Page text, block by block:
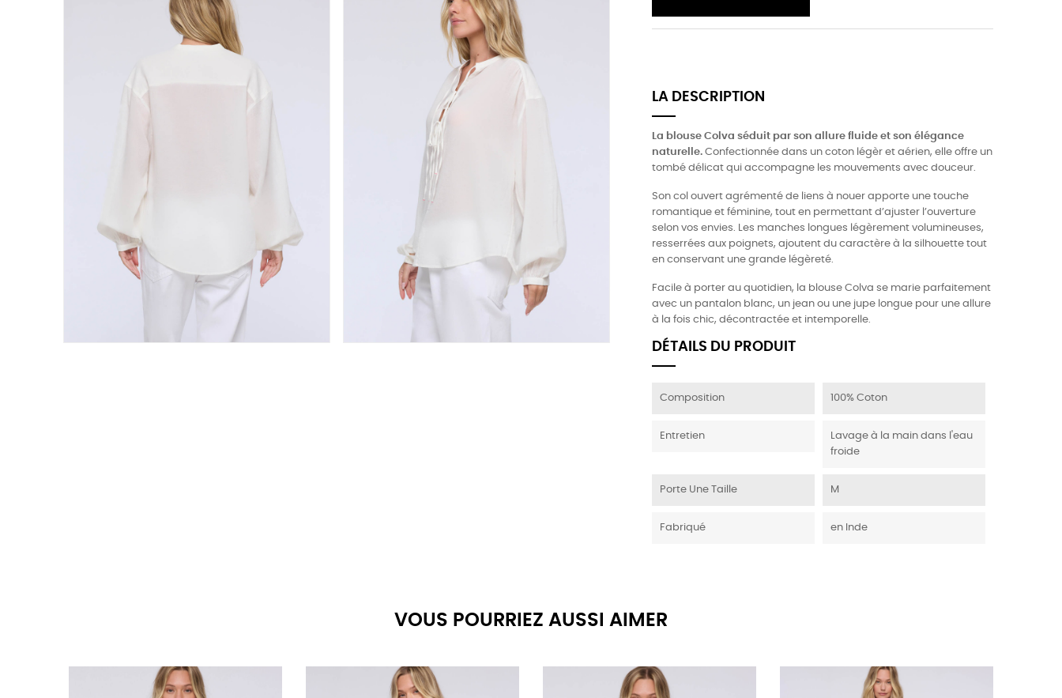
LA DESCRIPTION
La blouse Colva séduit par son allure fluide et son élégance
naturelle. Confectionnée dans un coton légèr et aérien, elle offre un
tombé délicat qui accompagne les mouvements avec douceur.
Son col ouvert agrémenté de liens à nouer apporte une touche
romantique et féminine, tout en permettant d’ajuster l’ouverture
selon vos envies. Les manches longues légèrement volumineuses,
resserrées aux poignets, ajoutent du caractère à la silhouette tout
en conservant une grande légèreté.
Facile à porter au quotidien, la blouse Colva se marie parfaitement
avec un pantalon blanc, un jean ou une jupe longue pour une allure
à la fois chic, décontractée et intemporelle.
DÉTAILS DU PRODUIT
Composition 100% Coton
Entretien
Lavage à la main dans l'eau
froide
Porte Une Taille M
Fabriqué en Inde
VOUS POURRIEZ AUSSI AIMER